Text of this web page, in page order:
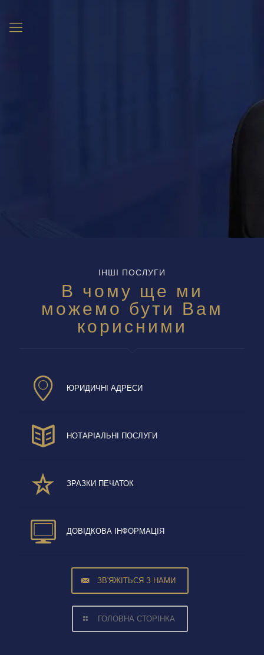
ІНШІ ПОСЛУГИ
В чому ще ми
можемо бути Вам
корисними
ЮРИДИЧНІ АДРЕСИ
НОТАРІАЛЬНІ ПОСЛУГИ
ЗРАЗКИ ПЕЧАТОК
ДОВІДКОВА ІНФОРМАЦІЯ
ЗВ'ЯЖІТЬСЯ З НАМИ
ГОЛОВНА СТОРІНКА